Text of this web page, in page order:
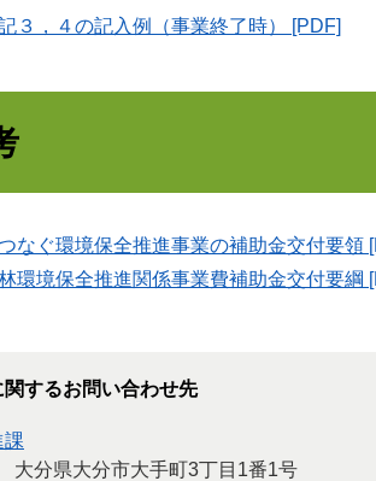
記３，４の記入例（事業終了時） [PDF]
なぐ環境保全推進事業の補助金交付要領
環境保全推進関係事業費補助金交付要綱
関するお問い合わせ先
課
大分県大分市大手町3丁目1番1号